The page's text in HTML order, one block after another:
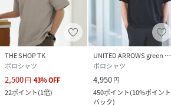
THE SHOP TK
ポロシャツ
2,500円 43%OFF
22ポイント(1倍)
UNITED ARROWS green label relaxing
ポロシャツ
4,950円
450ポイント(10%ポイント
バック)